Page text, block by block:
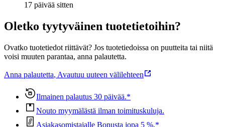
17 päivää sitten
Oletko tyytyväinen tuotetietoihin?
Ovatko tuotetiedot riittävät? Jos tuotetiedoissa on puutteita tai niitä
voisi muuten parantaa, anna palautetta.
Anna palautetta, Avautuu uuteen välilehteen
Ilmainen palautus 30 päivää.*
Nouto myymälästä ilman toimituskuluja.
Asiakasomistajalle Bonusta jopa 5 %.*